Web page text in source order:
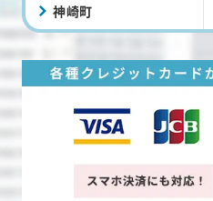
神崎町